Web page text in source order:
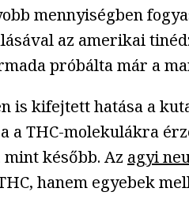
mennyiségben
az amerikai
próbálta már a
is kifejtett hatása a
a THC-molekulákra
később. Az agyi
hanem egyebek